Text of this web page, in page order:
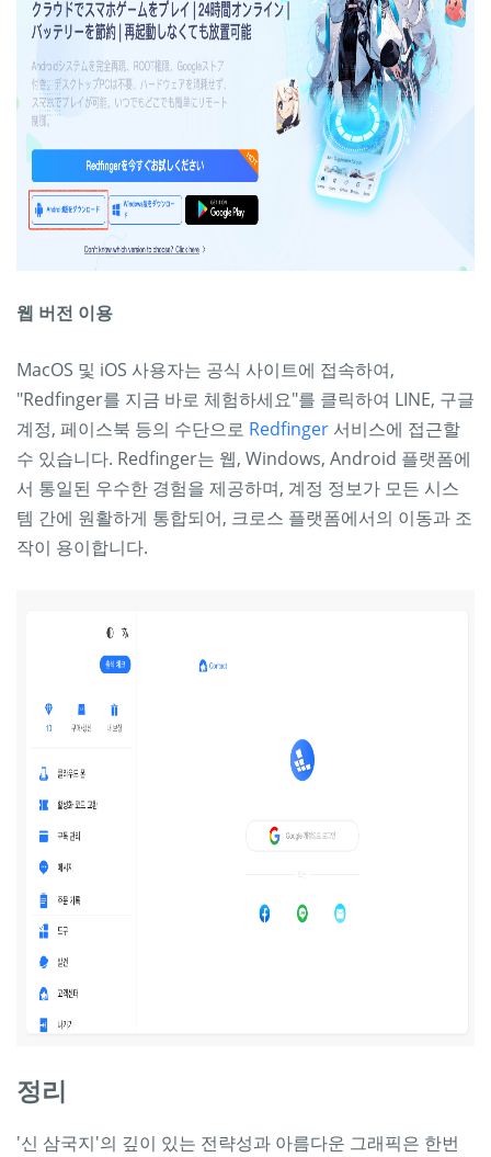
웹 버전 이용
MacOS 및 iOS 사용자는 공식 사이트에 접속하여,
"Redfinger를 지금 바로 체험하세요"를 클릭하여 LINE, 구글
계정, 페이스북 등의 수단으로 Redfinger 서비스에 접근할
수 있습니다. Redfinger는 웹, Windows, Android 플랫폼에
서 통일된 우수한 경험을 제공하며, 계정 정보가 모든 시스
템 간에 원활하게 통합되어, 크로스 플랫폼에서의 이동과 조
작이 용이합니다.
정리
'신 삼국지'의 깊이 있는 전략성과 아름다운 그래픽은 한번